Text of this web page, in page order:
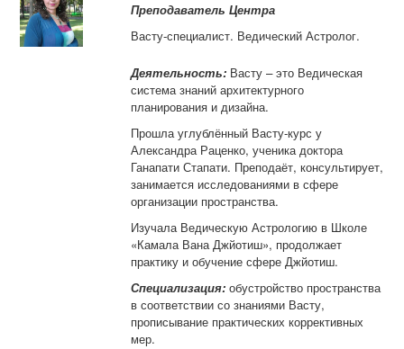
Преподаватель Центра
Васту-специалист. Ведический Астролог.
Деятельность: Васту – это Ведическая
система знаний архитектурного
планирования и дизайна.
Прошла углублённый Васту-курс у
Александра Раценко, ученика доктора
Ганапати Стапати. Преподаёт, консультирует,
занимается исследованиями в сфере
организации пространства.
Изучала Ведическую Астрологию в Школе
«Камала Вана Джйотиш», продолжает
практику и обучение сфере Джйотиш.
Специализация: обустройство пространства
в соответствии со знаниями Васту,
прописывание практических коррективных
мер.